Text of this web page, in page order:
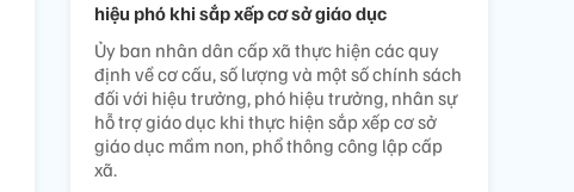
hiệu phó khi sắp xếp cơ sở giáo dục
Ủy ban nhân dân cấp xã thực hiện các quy
định về cơ cấu, số lượng và một số chính sách
đối với hiệu trưởng, phó hiệu trưởng, nhân sự
hỗ trợ giáo dục khi thực hiện sắp xếp cơ sở
giáo dục mầm non, phổ thông công lập cấp
xã.